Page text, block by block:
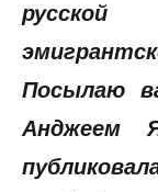
русской
Посылаю
Анджеем